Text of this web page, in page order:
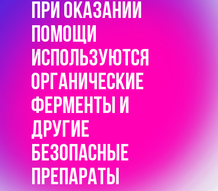
ПРИ ОКАЗАНИИ
ПОМОЩИ
ИСПОЛЬЗУЮТСЯ
ОРГАНИЧЕСКИЕ
ФЕРМЕНТЫ И
ДРУГИЕ
БЕЗОПАСНЫЕ
ПРЕПАРАТЫ